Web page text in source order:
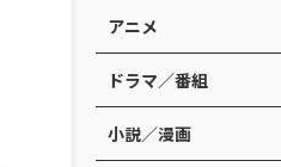
アニメ
ドラマ／番組
小説／漫画